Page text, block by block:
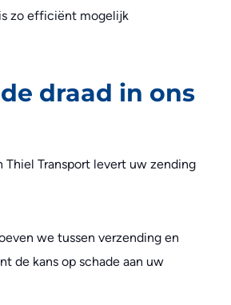
zo efficiënt mogelijk
draad in ons
Transport levert uw zending
we tussen verzending en
de kans op schade aan uw